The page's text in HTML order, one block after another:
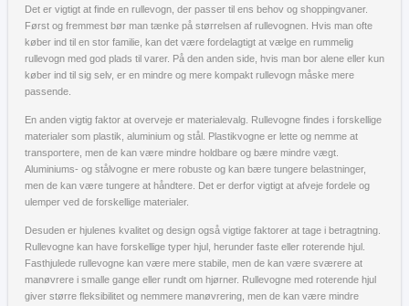
Det er vigtigt at finde en rullevogn, der passer til ens behov og shoppingvaner.
Først og fremmest bør man tænke på størrelsen af rullevognen. Hvis man ofte
køber ind til en stor familie, kan det være fordelagtigt at vælge en rummelig
rullevogn med god plads til varer. På den anden side, hvis man bor alene eller kun
køber ind til sig selv, er en mindre og mere kompakt rullevogn måske mere
passende.
En anden vigtig faktor at overveje er materialevalg. Rullevogne findes i forskellige
materialer som plastik, aluminium og stål. Plastikvogne er lette og nemme at
transportere, men de kan være mindre holdbare og bære mindre vægt.
Aluminiums- og stålvogne er mere robuste og kan bære tungere belastninger,
men de kan være tungere at håndtere. Det er derfor vigtigt at afveje fordele og
ulemper ved de forskellige materialer.
Desuden er hjulenes kvalitet og design også vigtige faktorer at tage i betragtning.
Rullevogne kan have forskellige typer hjul, herunder faste eller roterende hjul.
Fasthjulede rullevogne kan være mere stabile, men de kan være sværere at
manøvrere i smalle gange eller rundt om hjørner. Rullevogne med roterende hjul
giver større fleksibilitet og nemmere manøvrering, men de kan være mindre